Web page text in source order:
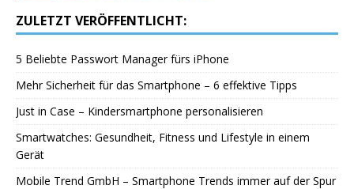
ZULETZT VERÖFFENTLICHT:
5 Beliebte Passwort Manager fürs iPhone
Mehr Sicherheit für das Smartphone – 6 effektive Tipps
Just in Case – Kindersmartphone personalisieren
Smartwatches: Gesundheit, Fitness und Lifestyle in einem
Gerät
Mobile Trend GmbH – Smartphone Trends immer auf der Spur